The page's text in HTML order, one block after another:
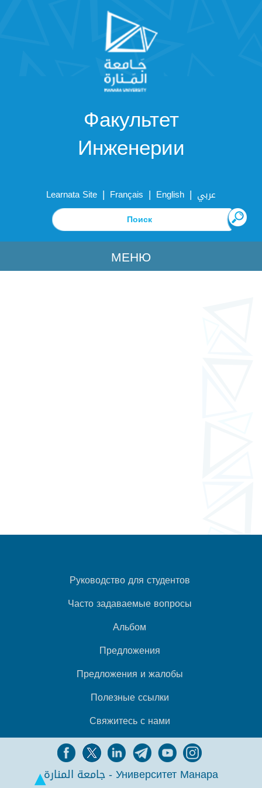
Факультет
Инженерии
Learnata Site | Français | English | عربي
МЕНЮ
Руководство для студентов
Часто задаваемые вопросы
Альбом
Предложения
Предложения и жалобы
Полезные ссылки
Свяжитесь с нами
جامعة المنارة - Университет Манара